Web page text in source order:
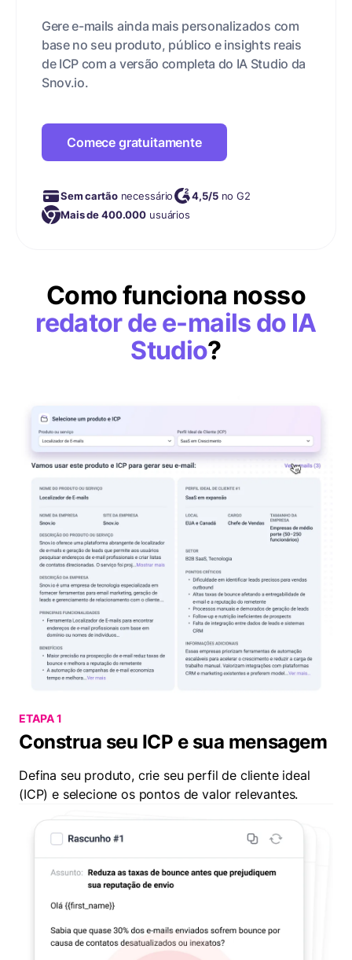
Gere e-mails ainda mais personalizados com
base no seu produto, público e insights reais
de ICP com a versão completa do IA Studio da
Snov.io.
Comece gratuitamente
Sem cartãonecessário 4,5/5no G2
Mais de 400.000 usuários
Como funciona nosso
redator de e-mails do IA
Studio?
ETAPA 1
Construa seu ICP e sua mensagem
Defina seu produto, crie seu perfil de cliente ideal
(ICP) e selecione os pontos de valor relevantes.